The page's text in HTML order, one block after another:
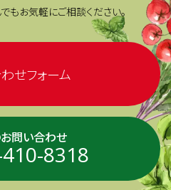
もお気軽にご相談ください。
せフォーム
問い合わせ
8318